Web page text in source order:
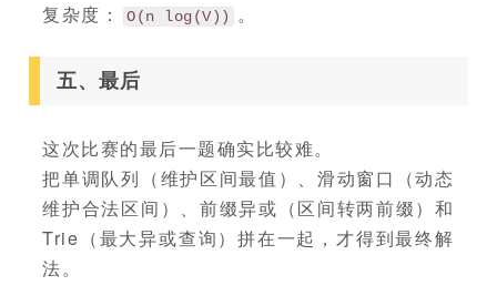
复杂度： O(n log(V)) 。
五、最后
这次比赛的最后一题确实比较难。
把单调队列（维护区间最值）、滑动窗口（动态
维护合法区间）、前缀异或（区间转两前缀）和
Trie（最大异或查询）拼在一起，才得到最终解
法。